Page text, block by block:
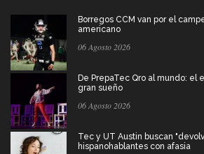
Borregos CCM van por el
americano
06 Agosto 2026
De PrepaTec Qro al mundo: el
gran sueño
06 Agosto 2026
Tec y UT Austin buscan
hispanohablantes con afasia